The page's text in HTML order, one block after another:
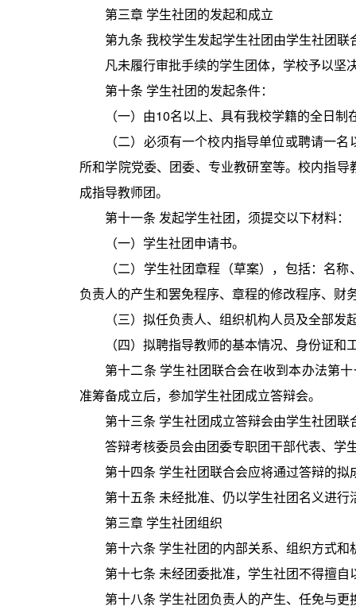
第三章 学生社团的发起和成立
第九条 我校学生发起学生社团由学生社团
凡未履行审批手续的学生团体，学校予以坚
第十条 学生社团的发起条件：
（一）由10名以上、具有我校学籍的全日
（二）必须有一个校内指导单位或聘请一
所和学院党委、团委、专业教研室等。校内指
成指导教师团。
第十一条 发起学生社团，须提交以下材料：
（一）学生社团申请书。
（二）学生社团章程（草案），包括：名
负责人的产生和罢免程序、章程的修改程序、财
（三）拟任负责人、组织机构人员及全部
（四）拟聘指导教师的基本情况、身份证
第十二条 学生社团联合会在收到本办法第
准筹备成立后，参加学生社团成立答辩会。
第十三条 学生社团成立答辩会由学生社团
答辩考核委员会由团委专职团干部代表、学
第十四条 学生社团联合会应将通过答辩的
第十五条 未经批准、仍以学生社团名义进
第三章 学生社团组织
第十六条 学生社团的内部关系、组织方式
第十七条 未经团委批准，学生社团不得擅
第十八条 学生社团负责人的产生、任免与更